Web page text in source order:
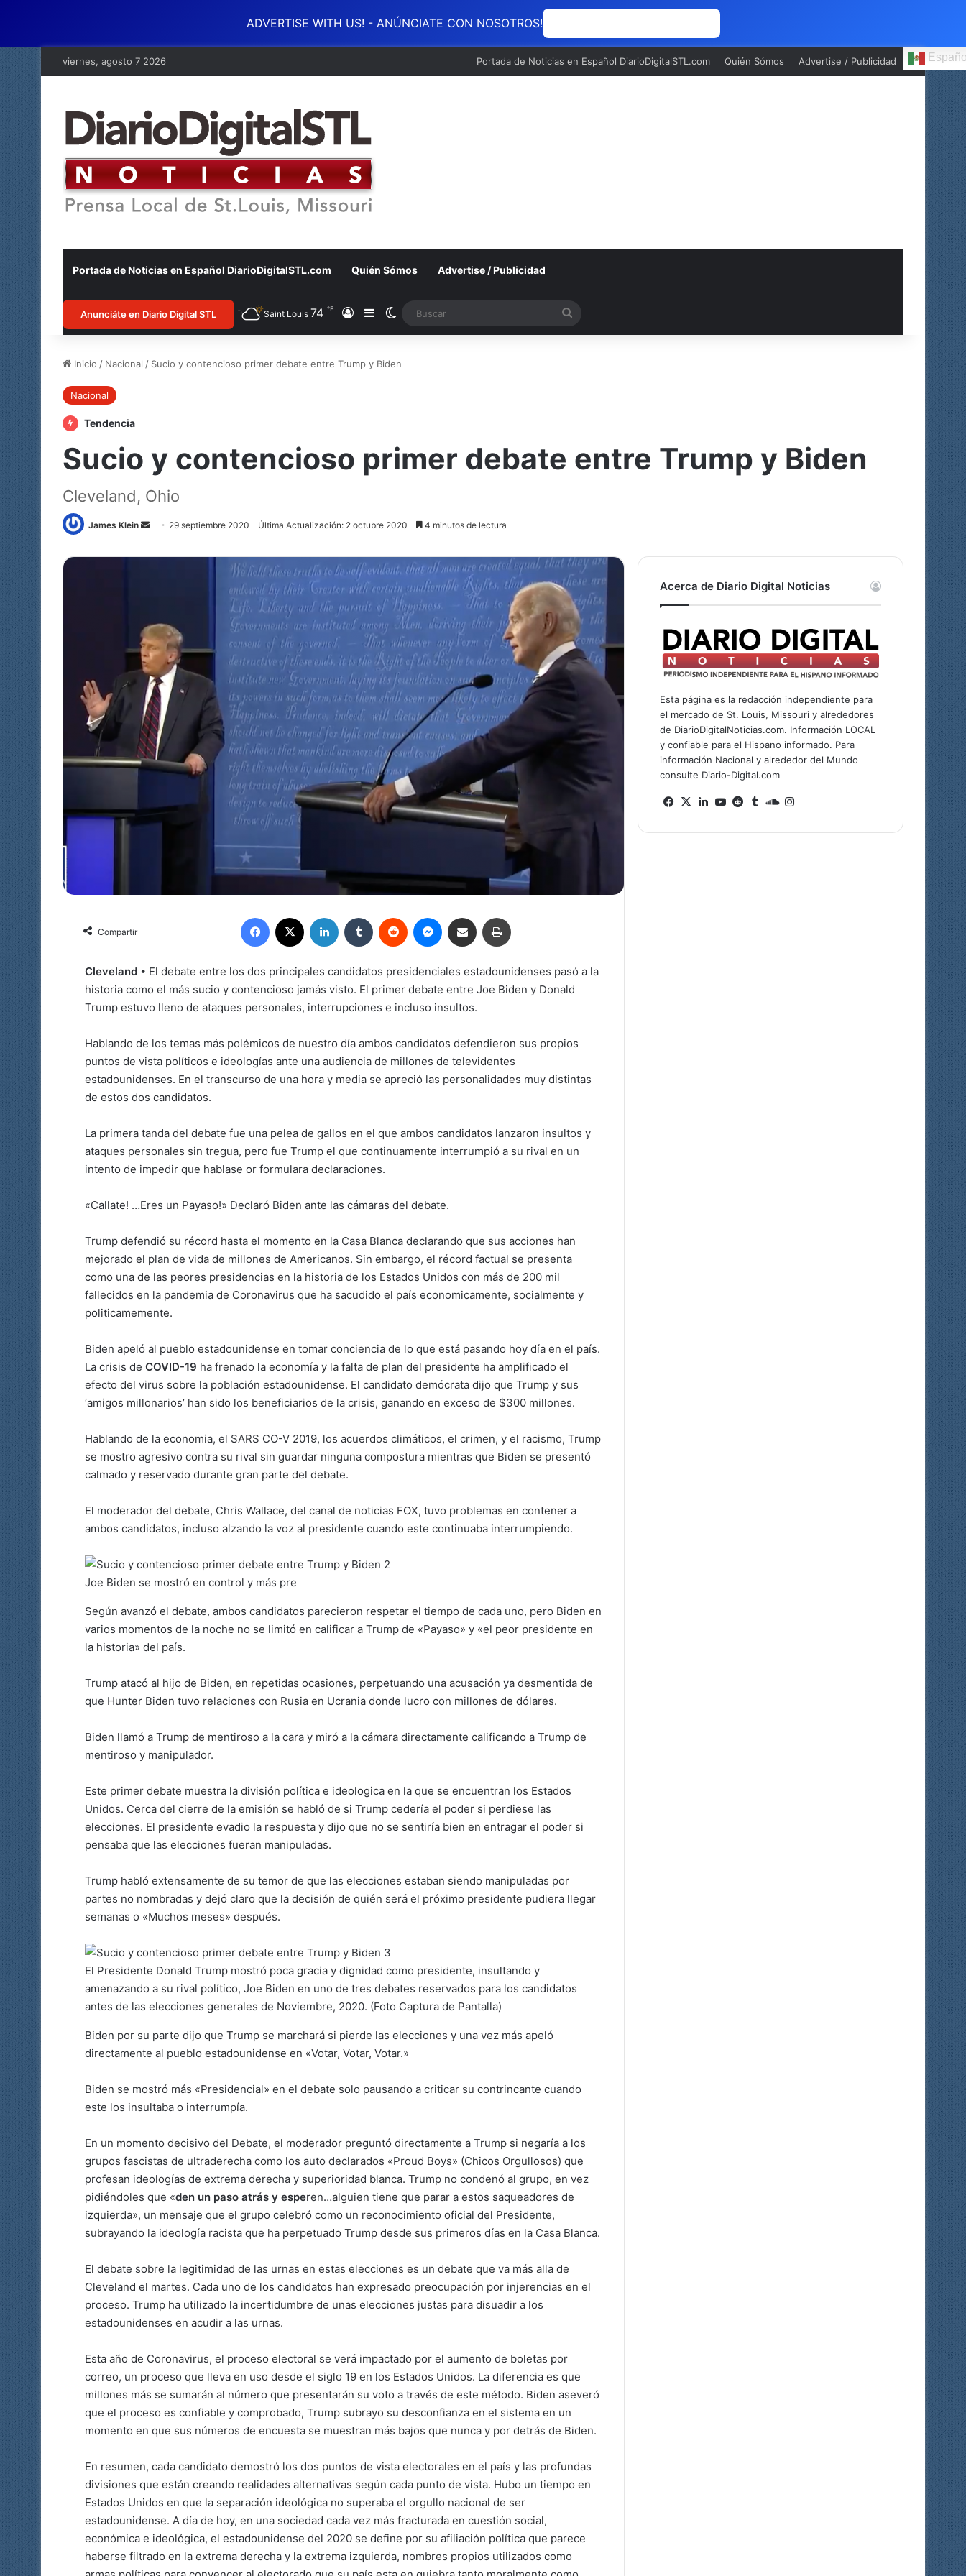
ADVERTISE WITH US! - ANÚNCIATE CON NOSOTROS!
viernes, agosto 7 2026 Portada de Noticias en Español DiarioDigitalSTL.com Quién Sómos Advertise / Publicidad
Portada de Noticias en Español DiarioDigitalSTL.com Quién Sómos Advertise / Publicidad
Anunciáte en Diario Digital STL Saint Louis 74 ℉ AccesoBarra lateral
Switch skin
Inicio / Nacional / Sucio y contencioso primer debate entre Trump y Biden
Nacional
Tendencia
Sucio y contencioso primer debate entre Trump y Biden
Cleveland, Ohio
James Klein
Send
email
29 septiembre 2020 Última Actualización: 2 octubre 2020 4 minutos de lectura
Compartir
Facebook LinkedIn Tumblr Reddit MessengerCompartir por correo electrónico
Cleveland • El debate entre los dos principales candidatos presidenciales estadounidenses pasó a la
historia como el más sucio y contencioso jamás visto. El primer debate entre Joe Biden y Donald
Trump estuvo lleno de ataques personales, interrupciones e incluso insultos.
Hablando de los temas más polémicos de nuestro día ambos candidatos defendieron sus propios
puntos de vista políticos e ideologías ante una audiencia de millones de televidentes
estadounidenses. En el transcurso de una hora y media se apreció las personalidades muy distintas
de estos dos candidatos.
La primera tanda del debate fue una pelea de gallos en el que ambos candidatos lanzaron insultos y
ataques personales sin tregua, pero fue Trump el que continuamente interrumpió a su rival en un
intento de impedir que hablase or formulara declaraciones.
«Callate! …Eres un Payaso!» Declaró Biden ante las cámaras del debate.
Trump defendió su récord hasta el momento en la Casa Blanca declarando que sus acciones han
mejorado el plan de vida de millones de Americanos. Sin embargo, el récord factual se presenta
como una de las peores presidencias en la historia de los Estados Unidos con más de 200 mil
fallecidos en la pandemia de Coronavirus que ha sacudido el país economicamente, socialmente y
politicamemente.
Biden apeló al pueblo estadounidense en tomar conciencia de lo que está pasando hoy día en el país.
La crisis de COVID-19 ha frenado la economía y la falta de plan del presidente ha amplificado el
efecto del virus sobre la población estadounidense. El candidato demócrata dijo que Trump y sus
‘amigos millonarios’ han sido los beneficiarios de la crisis, ganando en exceso de $300 millones.
Hablando de la economia, el SARS CO-V 2019, los acuerdos climáticos, el crimen, y el racismo, Trump
se mostro agresivo contra su rival sin guardar ninguna compostura mientras que Biden se presentó
calmado y reservado durante gran parte del debate.
El moderador del debate, Chris Wallace, del canal de noticias FOX, tuvo problemas en contener a
ambos candidatos, incluso alzando la voz al presidente cuando este continuaba interrumpiendo.
Joe Biden se mostró en control y más pre
Según avanzó el debate, ambos candidatos parecieron respetar el tiempo de cada uno, pero Biden en
varios momentos de la noche no se limitó en calificar a Trump de «Payaso» y «el peor presidente en
la historia» del país.
Trump atacó al hijo de Biden, en repetidas ocasiones, perpetuando una acusación ya desmentida de
que Hunter Biden tuvo relaciones con Rusia en Ucrania donde lucro con millones de dólares.
Biden llamó a Trump de mentiroso a la cara y miró a la cámara directamente calificando a Trump de
mentiroso y manipulador.
Este primer debate muestra la división política e ideologica en la que se encuentran los Estados
Unidos. Cerca del cierre de la emisión se habló de si Trump cedería el poder si perdiese las
elecciones. El presidente evadio la respuesta y dijo que no se sentiría bien en entragar el poder si
pensaba que las elecciones fueran manipuladas.
Trump habló extensamente de su temor de que las elecciones estaban siendo manipuladas por
partes no nombradas y dejó claro que la decisión de quién será el próximo presidente pudiera llegar
semanas o «Muchos meses» después.
El Presidente Donald Trump mostró poca gracia y dignidad como presidente, insultando y
amenazando a su rival político, Joe Biden en uno de tres debates reservados para los candidatos
antes de las elecciones generales de Noviembre, 2020. (Foto Captura de Pantalla)
Biden por su parte dijo que Trump se marchará si pierde las elecciones y una vez más apeló
directamente al pueblo estadounidense en «Votar, Votar, Votar.»
Biden se mostró más «Presidencial» en el debate solo pausando a criticar su contrincante cuando
este los insultaba o interrumpía.
En un momento decisivo del Debate, el moderador preguntó directamente a Trump si negaría a los
grupos fascistas de ultraderecha como los auto declarados «Proud Boys» (Chicos Orgullosos) que
profesan ideologías de extrema derecha y superioridad blanca. Trump no condenó al grupo, en vez
pidiéndoles que «den un paso atrás y esperen…alguien tiene que parar a estos saqueadores de
izquierda», un mensaje que el grupo celebró como un reconocimiento oficial del Presidente,
subrayando la ideología racista que ha perpetuado Trump desde sus primeros días en la Casa Blanca.
El debate sobre la legitimidad de las urnas en estas elecciones es un debate que va más alla de
Cleveland el martes. Cada uno de los candidatos han expresado preocupación por injerencias en el
proceso. Trump ha utilizado la incertidumbre de unas elecciones justas para disuadir a los
estadounidenses en acudir a las urnas.
Esta año de Coronavirus, el proceso electoral se verá impactado por el aumento de boletas por
correo, un proceso que lleva en uso desde el siglo 19 en los Estados Unidos. La diferencia es que
millones más se sumarán al número que presentarán su voto a través de este método. Biden aseveró
que el proceso es confiable y comprobado, Trump subrayo su desconfianza en el sistema en un
momento en que sus números de encuesta se muestran más bajos que nunca y por detrás de Biden.
En resumen, cada candidato demostró los dos puntos de vista electorales en el país y las profundas
divisiones que están creando realidades alternativas según cada punto de vista. Hubo un tiempo en
Estados Unidos en que la separación ideológica no superaba el orgullo nacional de ser
estadounidense. A día de hoy, en una sociedad cada vez más fracturada en cuestión social,
económica e ideológica, el estadounidense del 2020 se define por su afiliación política que parece
haberse filtrado en la extrema derecha y la extrema izquierda, nombres propios utilizados como
Acerca de Diario Digital Noticias
Esta página es la redacción independiente para
el mercado de St. Louis, Missouri y alrededores
de DiarioDigitalNoticias.com. Información LOCAL
y confiable para el Hispano informado. Para
información Nacional y alrededor del Mundo
consulte Diario-Digital.com
Facebook
X LinkedIn
YouTube
RedditTumblrSoundCloud